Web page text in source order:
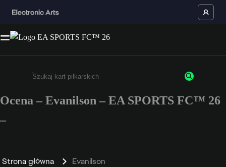
Wpisz co najmniej 3 znaki lub cyfry.
Ocena – Evanilson – EA SPORTS FC™ 26
–
Strona główna Evanilson